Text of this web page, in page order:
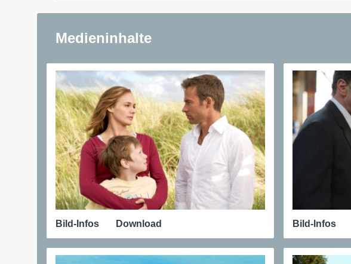
Medieninhalte
Bild-Infos Download Bild-Infos